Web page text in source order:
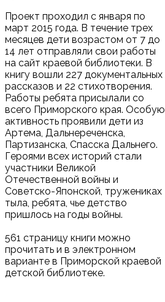
Проект проходил с января по
март 2015 года. В течение трех
месяцев дети возрастом от 7 до
14 лет отправляли свои работы
на сайт краевой библиотеки. В
книгу вошли 227 документальных
рассказов и 22 стихотворения.
Работы ребята присылали со
всего Приморского края. Особую
активность проявили дети из
Артема, Дальнереченска,
Партизанска, Спасска Дальнего.
Героями всех историй стали
участники Великой
Отечественной войны и
Советско-Японской, тружениках
тыла, ребята, чье детство
пришлось на годы войны.
561 страницу книги можно
прочитать и в электронном
варианте в Приморской краевой
детской библиотеке.